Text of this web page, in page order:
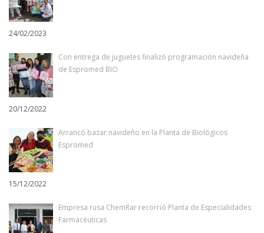
24/02/2023
Con entrega de juguetes finalizó programación navideña
de Espromed BIO
20/12/2022
Arrancó bazar navideño en la Planta de Biológicos
Espromed
15/12/2022
Empresa rusa ChemRar recorrió Planta de Especialidades
Farmacéuticas